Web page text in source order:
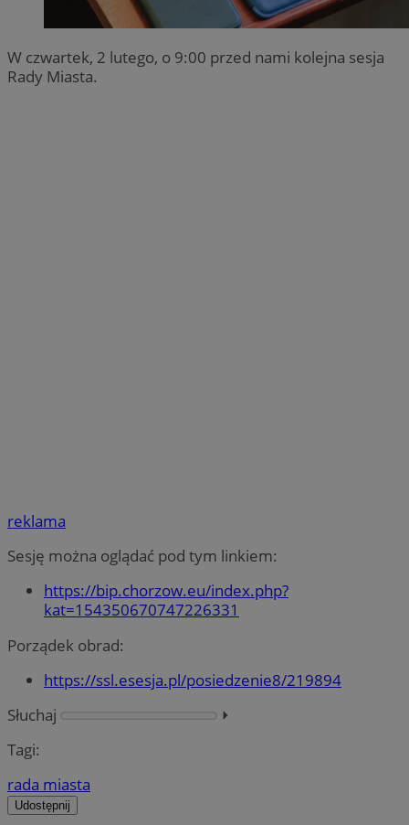
W czwartek, 2 lutego, o 9:00 przed nami kolejna sesja
Rady Miasta.
reklama
Sesję można oglądać pod tym linkiem:
https://bip.chorzow.eu/index.php?
kat=154350670747226331
Porządek obrad:
https://ssl.esesja.pl/posiedzenie8/219894
Słuchaj
⏵︎
Tagi:
rada miasta
Udostępnij